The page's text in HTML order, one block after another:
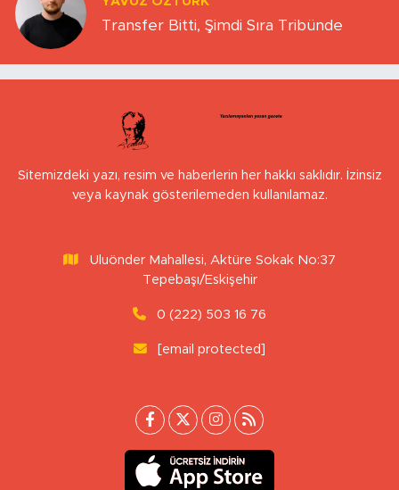
Transfer Bitti, Şimdi Sıra Tribünde
Sitemizdeki yazı, resim ve haberlerin her hakkı saklıdır. İzinsiz
veya kaynak gösterilemeden kullanılamaz.
Uluönder Mahallesi, Aktüre Sokak No:37
Tepebaşı/Eskişehir
0 (222) 503 16 76
[email protected]